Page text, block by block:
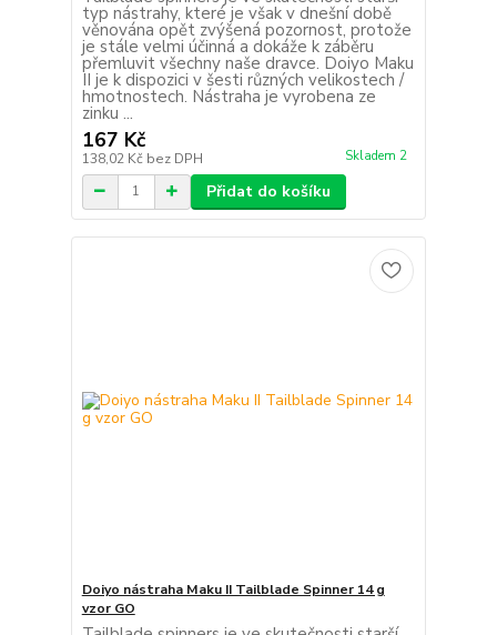
typ nástrahy, které je však v dnešní době
věnována opět zvýšená pozornost, protože
je stále velmi účinná a dokáže k záběru
přemluvit všechny naše dravce. Doiyo Maku
II je k dispozici v šesti různých velikostech /
hmotnostech. Nástraha je vyrobena ze
zinku ...
167 Kč
138,02 Kč bez DPH Skladem 2
Přidat do košíku
Doiyo nástraha Maku II Tailblade Spinner 14 g
vzor GO